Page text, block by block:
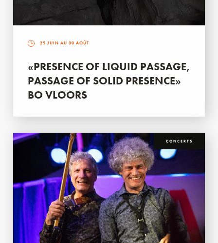
25 JUIN AU 30 AOÛT
«PRESENCE OF LIQUID PASSAGE,
PASSAGE OF SOLID PRESENCE»
BO VLOORS
CONCERTS